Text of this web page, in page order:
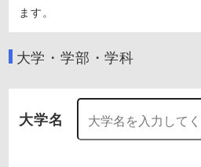
ます。
大学・学部・学科
大学名